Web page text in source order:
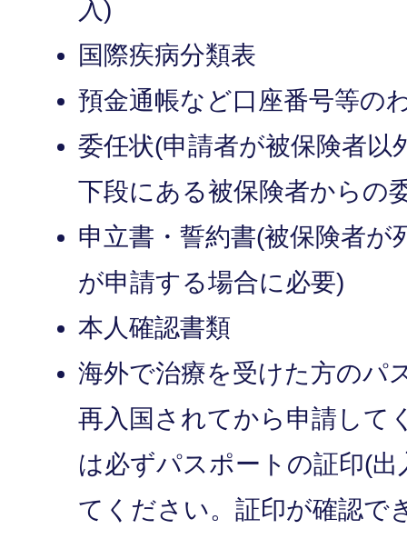
入)
国際疾病分類表
預金通帳など口座番号等の
委任状(申請者が被保険者以
下段にある被保険者からの
申立書・誓約書(被保険者が
が申請する場合に必要)
本人確認書類
海外で治療を受けた方のパ
再入国されてから申請して
は必ずパスポートの証印(
てください。証印が確認で